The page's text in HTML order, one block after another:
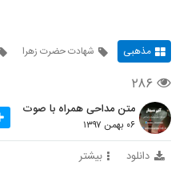
مذهبی شهادت حضرت زهرا
۲۸۶
متن مداحی همراه با صوت
۰۶ بهمن ۱۳۹۷
دانلود بیشتر